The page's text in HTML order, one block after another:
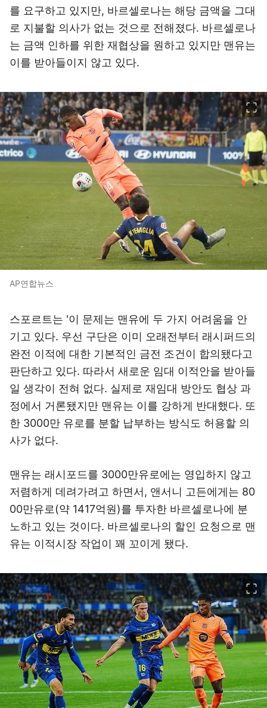
를 요구하고 있지만, 바르셀로나는 해당 금액을 그대
로 지불할 의사가 없는 것으로 전해졌다. 바르셀로나
는 금액 인하를 위한 재협상을 원하고 있지만 맨유는
이를 받아들이지 않고 있다.
AP연합뉴스
스포르트는 '이 문제는 맨유에 두 가지 어려움을 안
기고 있다. 우선 구단은 이미 오래전부터 래시퍼드의
완전 이적에 대한 기본적인 금전 조건이 합의됐다고
판단하고 있다. 따라서 새로운 임대 이적안을 받아들
일 생각이 전혀 없다. 실제로 재임대 방안도 협상 과
정에서 거론됐지만 맨유는 이를 강하게 반대했다. 또
한 3000만 유로를 분할 납부하는 방식도 허용할 의
사가 없다.
맨유는 래시포드를 3000만유로에는 영입하지 않고
저렴하게 데려가려고 하면서, 앤서니 고든에게는 80
00만유로(약 1417억원)를 투자한 바르셀로나에 분
노하고 있는 것이다. 바르셀로나의 할인 요청으로 맨
유는 이적시장 작업이 꽤 꼬이게 됐다.